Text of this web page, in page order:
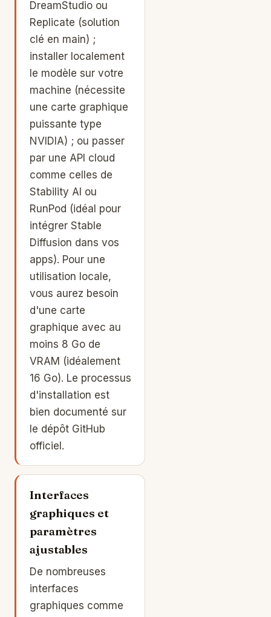
DreamStudio ou
Replicate (solution
clé en main) ;
installer localement
le modèle sur votre
machine (nécessite
une carte graphique
puissante type
NVIDIA) ; ou passer
par une API cloud
comme celles de
Stability AI ou
RunPod (idéal pour
intégrer Stable
Diffusion dans vos
apps). Pour une
utilisation locale,
vous aurez besoin
d'une carte
graphique avec au
moins 8 Go de
VRAM (idéalement
16 Go). Le processus
d'installation est
bien documenté sur
le dépôt GitHub
officiel.
Interfaces
graphiques et
paramètres
ajustables
De nombreuses
interfaces
graphiques comme